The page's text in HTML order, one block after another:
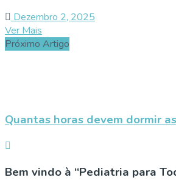
Dezembro 2, 2025
Ver Mais
Próximo Artigo
Quantas horas devem dormir
Bem vindo à “Pediatria para